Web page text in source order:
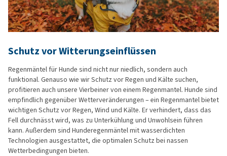
Schutz vor Witterungseinflüssen
Regenmäntel für Hunde sind nicht nur niedlich, sondern auch
funktional. Genauso wie wir Schutz vor Regen und Kälte suchen,
profitieren auch unsere Vierbeiner von einem Regenmantel. Hunde sind
empfindlich gegenüber Wetterveränderungen – ein Regenmantel bietet
wichtigen Schutz vor Regen, Wind und Kälte. Er verhindert, dass das
Fell durchnässt wird, was zu Unterkühlung und Unwohlsein führen
kann. Außerdem sind Hunderegenmäntel mit wasserdichten
Technologien ausgestattet, die optimalen Schutz bei nassen
Wetterbedingungen bieten.